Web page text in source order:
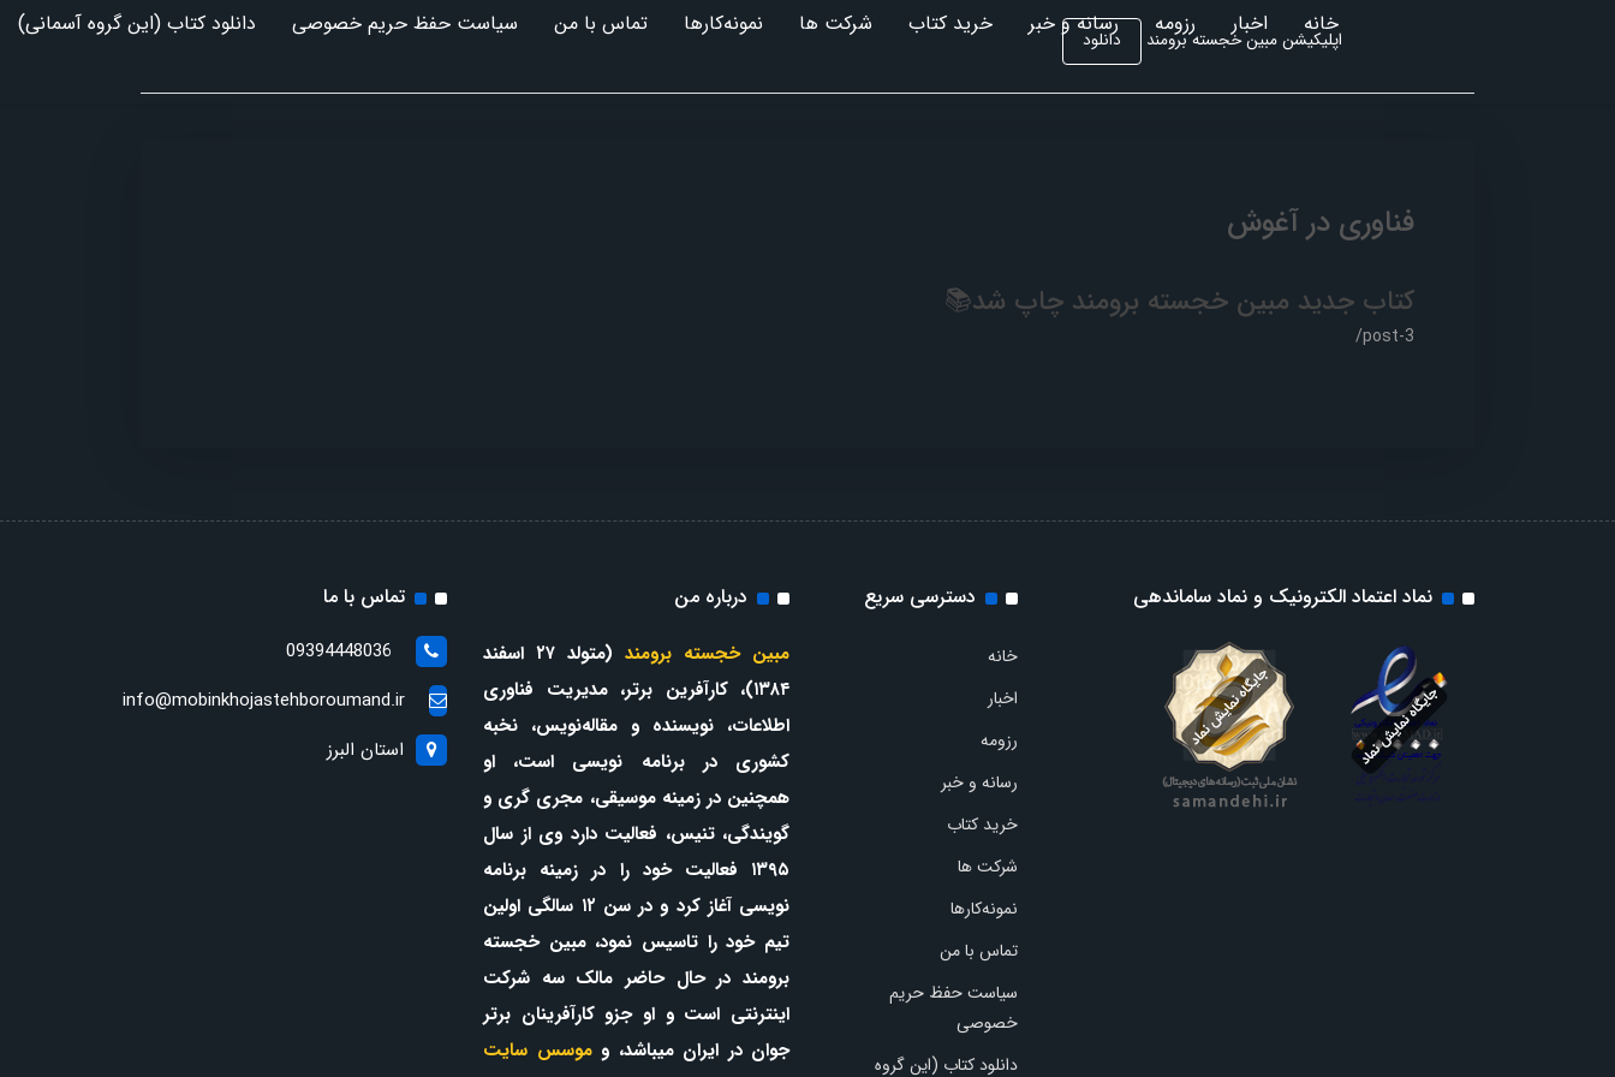
اپلیکیشن مبین خجسته برومند دانلود
خانه اخبار رزومه رسانه و خبر خرید کتاب شرکت ها نمونه‌کارها تماس با من سیاست حفظ حریم خصوصی دانلود کتاب (این گروه آسمانی)
فناوری در آغوش
کتاب جدید مبین خجسته برومند چاپ شد📚
/post-3
نماد اعتماد الکترونیک و نماد ساماندهی دسترسی سریع
خانه
اخبار
رزومه
رسانه و خبر
خرید کتاب
شرکت ها
نمونه‌کارها
تماس با من
سیاست حفظ حریم
خصوصی
دانلود کتاب (این گروه
درباره من
مبین خجسته برومند
(متولد ۲۷ اسفند
۱۳۸۴)، کارآفرین برتر، مدیریت فناوری
اطلاعات، نویسنده و مقاله‌نویس، نخبه
کشوری در برنامه نویسی است، او
همچنین در زمینه موسیقی، مجری گری و
گویندگی، تنیس، فعالیت دارد وی از سال
۱۳۹۵ فعالیت خود را در زمینه برنامه
نویسی آغاز کرد و در سن ۱۲ سالگی اولین
تیم خود را تاسیس نمود، مبین خجسته
برومند در حال حاضر مالک سه شرکت
اینترنتی است و او جزو کارآفرینان برتر
جوان در ایران میباشد، و موسس سایت
تماس با ما
09394448036
info@mobinkhojastehboroumand.ir
استان البرز